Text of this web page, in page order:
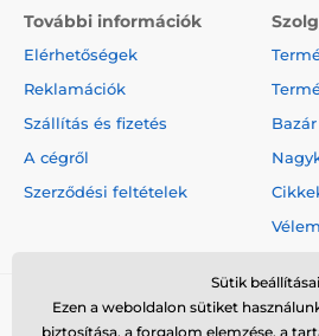
További információk
Elérhetőségek
Reklamációk
Szállítás és fizetés
A cégről
Szerződési feltételek
Sütik beállításai
Ezen a weboldalon sütiket
biztosítása, a forgalom elemzése, a